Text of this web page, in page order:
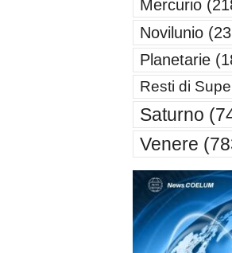
Mercurio
Novilunio
Planetarie
Resti di
Saturno
Venere